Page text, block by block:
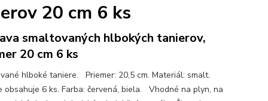
20 cm 6 ks
smaltovaných hlbokých tanierov,
20 cm 6 ks
hlboké taniere. Priemer: 20,5 cm. Materiál: smalt.
obsahuje 6 ks. Farba: červená, biela. Vhodné na plyn, na